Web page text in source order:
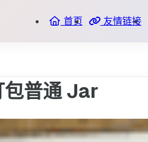
首页 友情链接
普通 Jar